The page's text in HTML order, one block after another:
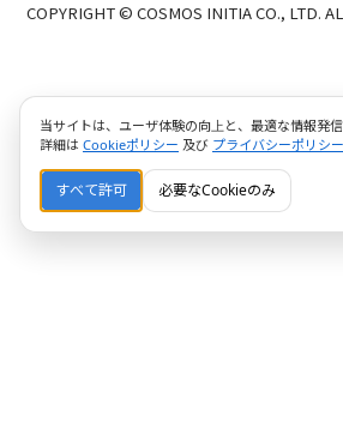
COPYRIGHT © COSMOS INITIA CO., LTD.
当サイトは、ユーザ体験の向上と、最適な情報発
詳細は Cookieポリシー 及び プライバシーポリシー
すべて許可 必要なCookieのみ